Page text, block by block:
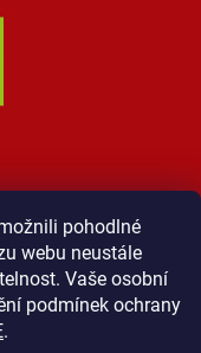
pohodlné
webu neustále
Vaše osobní
podmínek ochrany
.
podmínky
Kontakt